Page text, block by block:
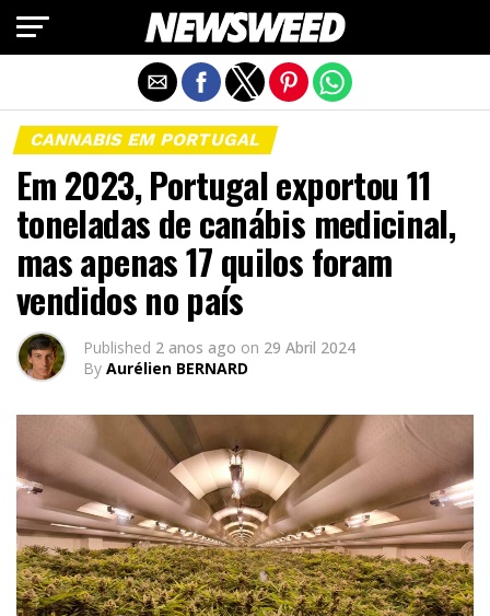
CANNABIS EM PORTUGAL
Em 2023, Portugal exportou 11
toneladas de canábis medicinal,
mas apenas 17 quilos foram
vendidos no país
Published 2 anos ago on 29 Abril 2024
By Aurélien BERNARD
Exit mobile version